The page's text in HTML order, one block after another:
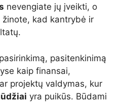
nevengiate jų įveikti, o
kad kantrybė ir
pasitenkinimą
kaip finansai,
projektų valdymas, kur
yra puikūs. Būdami